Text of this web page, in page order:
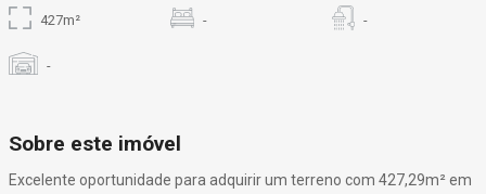
427m² - -
-
Sobre este imóvel
Excelente oportunidade para adquirir um terreno com 427,29m² em